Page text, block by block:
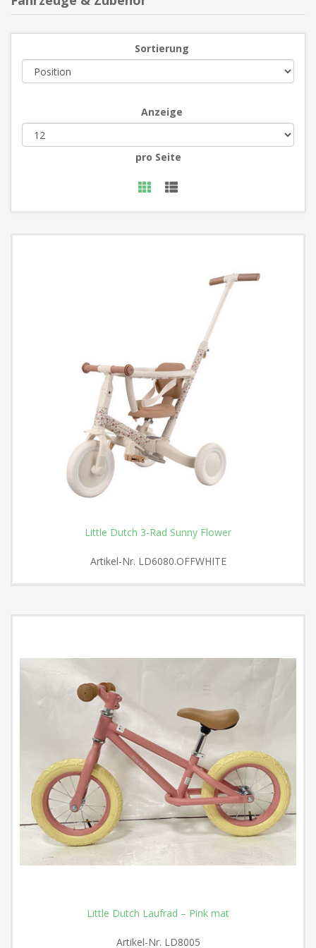
Sortierung
Anzeige
pro Seite
Little Dutch 3-Rad Sunny Flower
Artikel-Nr. LD6080.OFFWHITE
Little Dutch Laufrad – Pink mat
Artikel-Nr. LD8005